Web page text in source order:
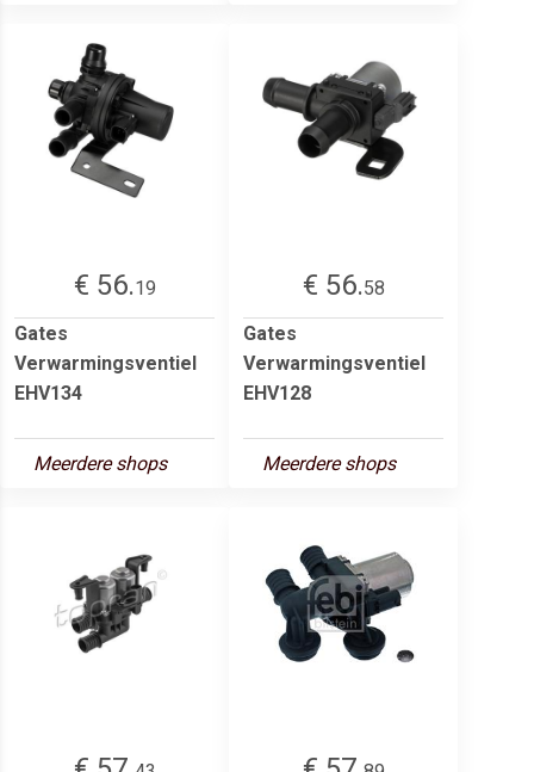
€ 56.19
Gates
Verwarmingsventiel
EHV134
Meerdere shops
€ 56.58
Gates
Verwarmingsventiel
EHV128
Meerdere shops